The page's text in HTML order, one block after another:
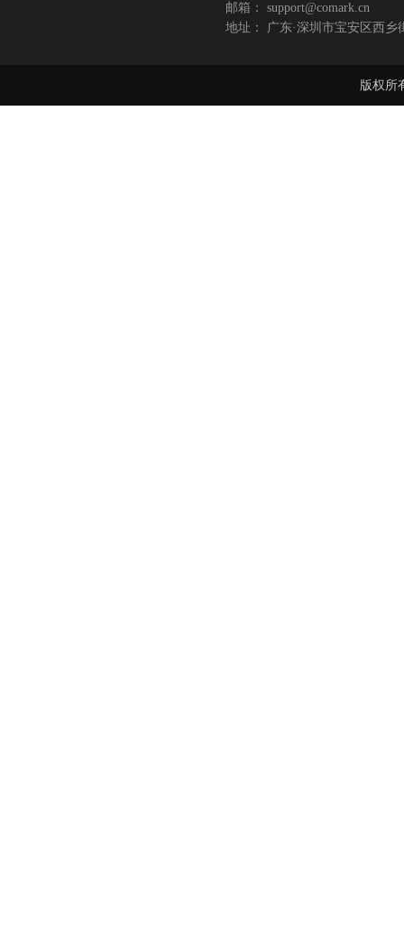
邮箱： support@comark.cn
地址： 广东·深圳市宝安区西
版权所